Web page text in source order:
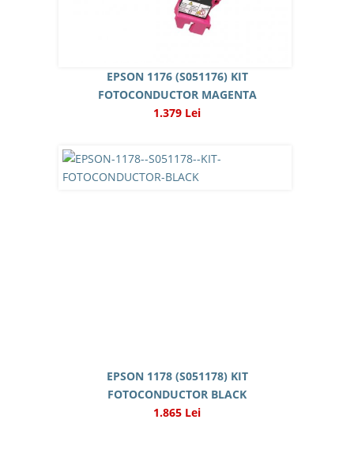
EPSON 1176 (S051176) KIT
FOTOCONDUCTOR MAGENTA
1.379 Lei
EPSON 1178 (S051178) KIT
FOTOCONDUCTOR BLACK
1.865 Lei